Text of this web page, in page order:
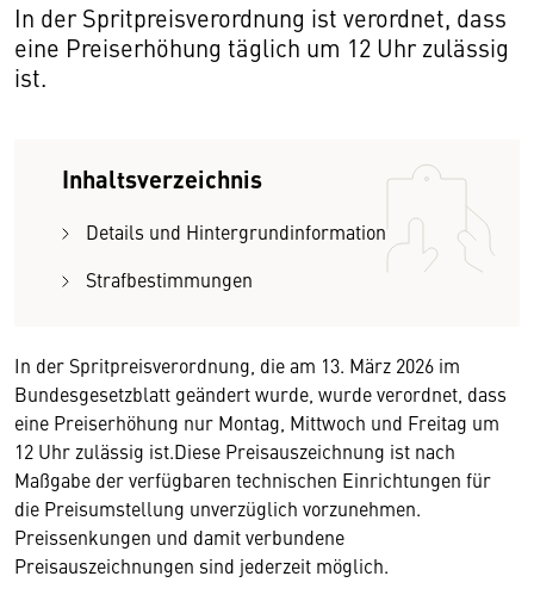
In der Spritpreisverordnung ist verordnet, dass
eine Preiserhöhung täglich um 12 Uhr zulässig
ist.
Inhaltsverzeichnis
Details und Hintergrundinformation
Strafbestimmungen
In der Spritpreisverordnung, die am 13. März 2026 im
Bundesgesetzblatt geändert wurde, wurde verordnet, dass
eine Preiserhöhung nur Montag, Mittwoch und Freitag um
12 Uhr zulässig ist.Diese Preisauszeichnung ist nach
Maßgabe der verfügbaren technischen Einrichtungen für
die Preisumstellung unverzüglich vorzunehmen.
Preissenkungen und damit verbundene
Preisauszeichnungen sind jederzeit möglich.